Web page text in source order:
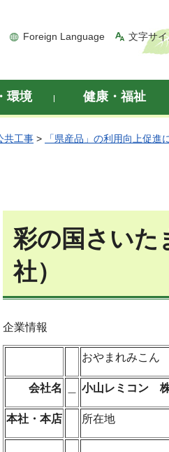
Foreign Language 文字サ
環境 健康・福祉
共工事 > 「県産品」の利用向上促進
彩の国さいた
社）
企業情報
おやまれみこん
会社名 小山レミコン
本社・本店 所在地